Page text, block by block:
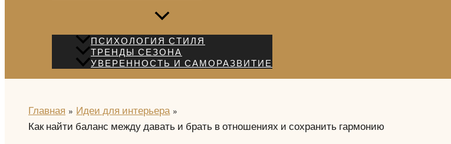
ПСИХОЛОГИЯ СТИЛЯ
ТРЕНДЫ СЕЗОНА
УВЕРЕННОСТЬ И САМОРАЗВИТИЕ
Главная
Идеи для интерьера
Как найти баланс между давать и брать в отношениях и сохранить гармонию